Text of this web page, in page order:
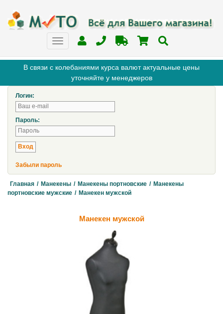
В связи с колебаниями курса валют актуальные цены
уточняйте у менеджеров
Логин:
Пароль:
Забыли пароль
Главная / Манекены / Манекены портновские / Манекены
портновские мужские / Манекен мужской
Манекен мужской